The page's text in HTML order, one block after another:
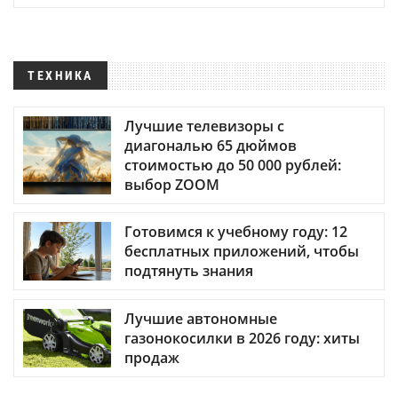
ТЕХНИКА
Лучшие телевизоры с
диагональю 65 дюймов
стоимостью до 50 000 рублей:
выбор ZOOM
Готовимся к учебному году: 12
бесплатных приложений, чтобы
подтянуть знания
Лучшие автономные
газонокосилки в 2026 году: хиты
продаж